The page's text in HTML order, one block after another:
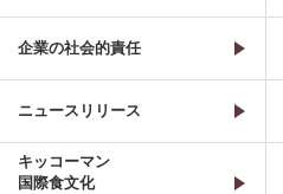
企業の社会的責任
ニュースリリース
キッコーマン
国際食文化